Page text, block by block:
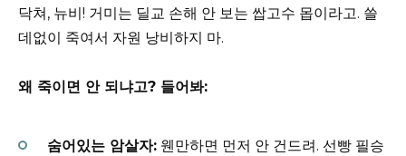
닥쳐, 뉴비! 거미는 딜교 손해 안 보는 쌉고수 몹이라고. 쓸
데없이 죽여서 자원 낭비하지 마.
왜 죽이면 안 되냐고? 들어봐:
숨어있는 암살자: 웬만하면 먼저 안 건드려. 선빵 필승